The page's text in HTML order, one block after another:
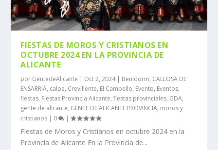
FIESTAS DE MOROS Y CRISTIANOS EN
OCTUBRE 2024 EN LA PROVINCIA DE
ALICANTE
por GentedeAlicante | Oct 2, 2024| Benidorm, CALLOSA DE
ENSARRIÁ, calpe, Crevillente, El Campello, Evento, Eventos,
fiestas, Fiestas Provincia Alicante,fiestas provinciales, GDA,
gente de alicante, GENTE DE ALICANTE PROVINCIA, moros y
cristianos | 0 |
Fiestas de Moros y Cristianos en octubre 2024 en la
Provincia de Alicante En la Provincia de...